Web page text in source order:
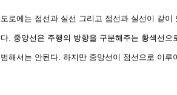
도로에는 점선과 실선 그리고 점선과 실선이 같
다. 중앙선은 주행의 방향을 구분해주는 황색선
범해서는 안된다. 하지만 중앙선이 점선으로 이